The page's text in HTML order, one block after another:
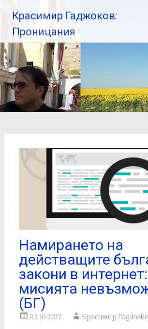
Красимир Гаджоков:
Проницания
Намирането на
действащите
закони в интернет:
мисията
(БГ)
02.10.2017 Красимир